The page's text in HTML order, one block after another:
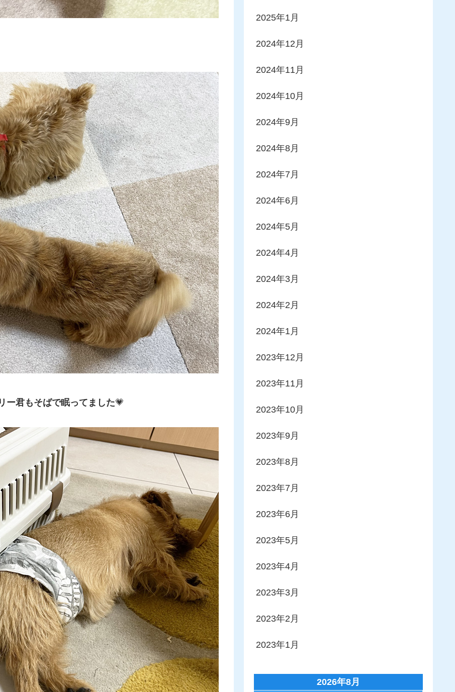
ー君もそばで眠ってました💗
2025年1月
2024年12月
2024年11月
2024年10月
2024年9月
2024年8月
2024年7月
2024年6月
2024年5月
2024年4月
2024年3月
2024年2月
2024年1月
2023年12月
2023年11月
2023年10月
2023年9月
2023年8月
2023年7月
2023年6月
2023年5月
2023年4月
2023年3月
2023年2月
2023年1月
2026年8月